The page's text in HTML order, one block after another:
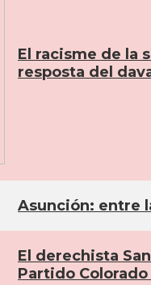
El racisme de la
resposta del
Asunción: entre
El derechista
Partido